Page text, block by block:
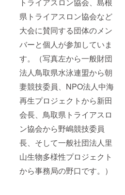
県トライアスロン協会など
大会に賛同する団体のメン
バーと個人が参加していま
す。（写真左から一般財団
法人鳥取県水泳連盟から朝
妻競技委員、NPO法人中海
再生プロジェクトから新田
会長、鳥取県トライアスロ
ン協会から野嶋競技委員
長、そして一般社団法人里
山生物多様性プロジェクト
から事務局の野口です。）